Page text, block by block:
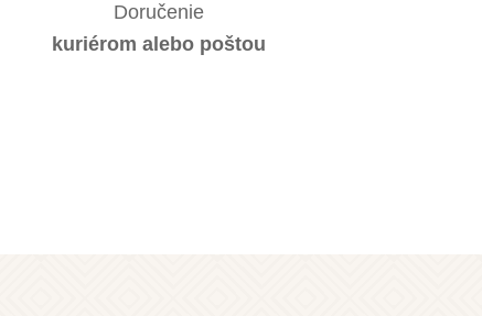
Doručenie
kuriérom alebo poštou